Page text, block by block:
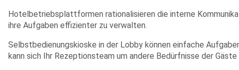
Hotelbetriebsplattformen rationalisieren die interne
ihre Aufgaben effizienter zu verwalten.
Selbstbedienungskioske in der Lobby können einfache
kann sich Ihr Rezeptionsteam um andere Bedürfnisse der Gäste